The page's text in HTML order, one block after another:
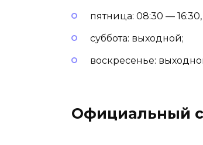
пятница: 08:30 —
суббота: выходной;
воскресенье:
Официальный